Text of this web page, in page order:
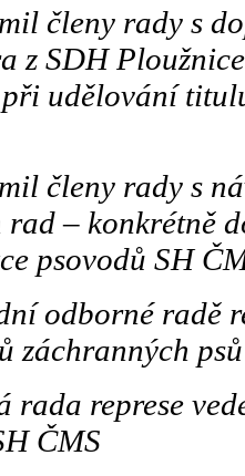
členy rady s
z SDH
udělování
členy rady s
– konkrétně
psovodů SH
odborné radě
záchranných
rada represe
ČMS